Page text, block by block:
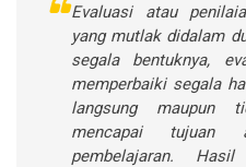
Evaluasi atau
yang mutlak didalam
segala bentuknya,
memperbaiki segala
langsung maupun
mencapai tujuan
pembelajaran.